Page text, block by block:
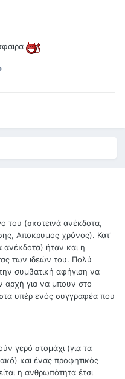
του (σκοτεινά ανέκδοτα,
Αποκρυμος χρόνος). Κατ'
ήταν και η
των ιδεών του. Πολύ
συμβατική αφήγιση να
αρχή για να μπουν στο
υπέρ ενός συγγραφέα που
γερό στομάχι (για τα
και ένας προφητικός
η ανθρωπότητα έτσι